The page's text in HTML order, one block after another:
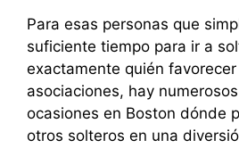
Para esas personas que
suficiente tiempo para ir a
exactamente quién
asociaciones, hay
ocasiones en Boston dónde
otros solteros en una